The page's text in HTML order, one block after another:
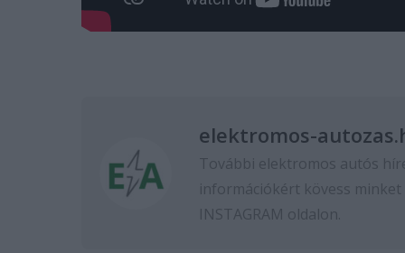
elektromos-
További elektromos autós
információkért kövess minket
INSTAGRAM oldalon.